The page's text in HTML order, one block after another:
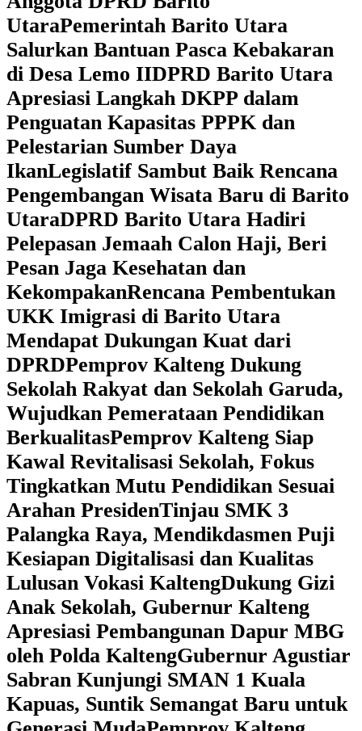
UtaraPemerintah Barito Utara
Salurkan Bantuan Pasca Kebakaran
di Desa Lemo IIDPRD Barito Utara
Apresiasi Langkah DKPP dalam
Penguatan Kapasitas PPPK dan
Pelestarian Sumber Daya
IkanLegislatif Sambut Baik Rencana
Pengembangan Wisata Baru di Barito
UtaraDPRD Barito Utara Hadiri
Pelepasan Jemaah Calon Haji, Beri
Pesan Jaga Kesehatan dan
KekompakanRencana Pembentukan
UKK Imigrasi di Barito Utara
Mendapat Dukungan Kuat dari
DPRD‎Pemprov Kalteng Dukung
Sekolah Rakyat dan Sekolah Garuda,
Wujudkan Pemerataan Pendidikan
Berkualitas‎Pemprov Kalteng Siap
Kawal Revitalisasi Sekolah, Fokus
Tingkatkan Mutu Pendidikan Sesuai
Arahan Presiden‎Tinjau SMK 3
Palangka Raya, Mendikdasmen Puji
Kesiapan Digitalisasi dan Kualitas
Lulusan Vokasi Kalteng‎Dukung Gizi
Anak Sekolah, Gubernur Kalteng
Apresiasi Pembangunan Dapur MBG
oleh Polda Kalteng‎Gubernur Agustiar
Sabran Kunjungi SMAN 1 Kuala
Kapuas, Suntik Semangat Baru untuk